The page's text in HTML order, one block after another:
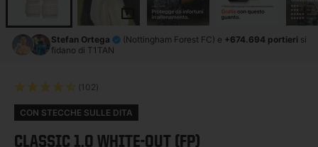
Stefan Ortega (Nottingham Forest FC) e +674.694 portieri si
fidano di T1TAN
(102)
CON STECCHE SULLE DITA
CLASSIC 1.0 WHITE-OUT (FP)